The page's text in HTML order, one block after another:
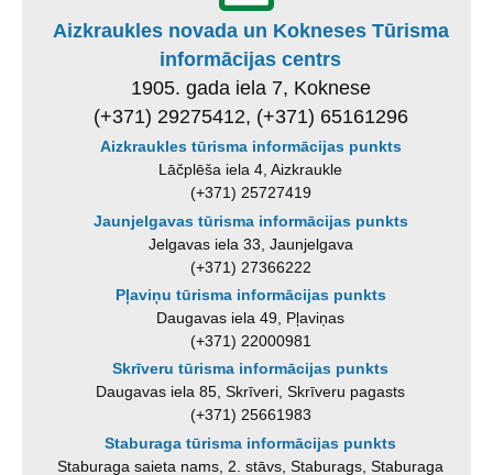
Aizkraukles novada un Kokneses Tūrisma
informācijas centrs
1905. gada iela 7, Koknese
(+371) 29275412, (+371) 65161296
Aizkraukles tūrisma informācijas punkts
Lāčplēša iela 4, Aizkraukle
(+371) 25727419
Jaunjelgavas tūrisma informācijas punkts
Jelgavas iela 33, Jaunjelgava
(+371) 27366222
Pļaviņu tūrisma informācijas punkts
Daugavas iela 49, Pļaviņas
(+371) 22000981
Skrīveru tūrisma informācijas punkts
Daugavas iela 85, Skrīveri, Skrīveru pagasts
(+371) 25661983
Staburaga tūrisma informācijas punkts
Staburaga saieta nams, 2. stāvs, Staburags, Staburaga